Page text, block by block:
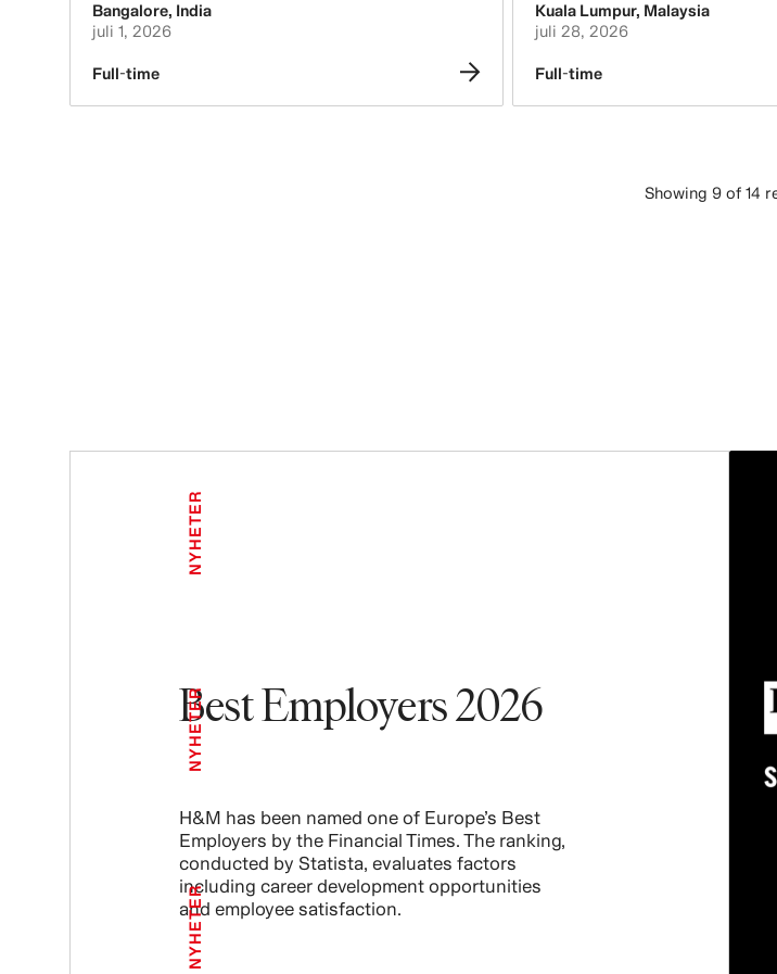
Bangalore, India
juli 1, 2026
Full-time
Kuala Lumpur, Malaysia
juli 28, 2026
Full-time
Showing 9 of 14
Best Employers 2026
H&M has been named one of Europe’s Best
Employers by the Financial Times. The ranking,
conducted by Statista, evaluates factors
including career development opportunities
and employee satisfaction.
NYHETER
NYHETER
NYHETER